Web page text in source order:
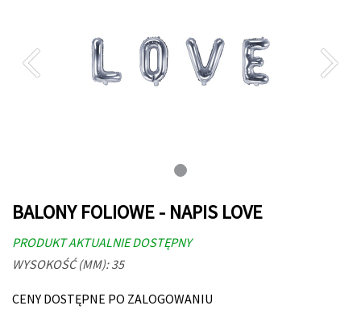
BALONY FOLIOWE - NAPIS LOVE
PRODUKT AKTUALNIE DOSTĘPNY
WYSOKOŚĆ (MM): 35
CENY DOSTĘPNE PO ZALOGOWANIU